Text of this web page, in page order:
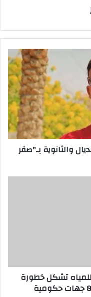
والثانوية بـ"صقر
مخالفًا للمياه تشكل خطورة